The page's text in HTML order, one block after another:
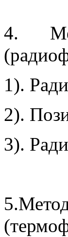
4.
1).
2).
3).